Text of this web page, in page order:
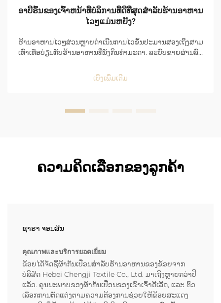
ອາບີຣົ້ນຂອງເຈົ້າຫນ້າທີ່ບໍລິການທີ່ດີທີ່ສຸດສຳລັບຮ້ານອາຫານ
ໄວໆແມ່ນຫຍັງ?
ຮ້ານອາຫານໄວໆສ່ວນຫຼາຍດຳເນີນການໄວຂຶ້ນປະມານສອງເຖິງສາມ
ເທົ່າເທືອບ່ຽນກັບຮ້ານອາຫານທີ່ນັ່ງກິນທຳມະດາ. ລະບົບຂາຍຜ່ານລົດ
ພິວເຕີ, ແລະເລີ່ມຕົ້ນເຖິງສຳເລັດຄຳສັ່ງໃນທຸກໆຊ່ວງເວລາປະມານ
ຫ້າສິບວິນາທີ. ເນື່ອງຈາກສິ່ງນີ້ ...
ເບິ່ງເພີ່ມເຕີມ
ຄວາມຄິດເລືອກຂອງລູກຄ້າ
ຊາຣາ ຈອນສັນ
คุณภาพและบริการยอดเยี่ยม
ຂ້ອຍໄດ້ຈັດຊື້ຜ້າກັນເປື່ອນສຳລັບຮ້ານອາຫານຂອງຂ້ອຍຈາກ
ບໍລິສັດ Hebei Chengji Textile Co., Ltd. ມາເຖິງຫຼາຍກວ່າປີ
ແລ້ວ. ຄຸນນະພາບຂອງຜ້າກັນເປື່ອນຂອງເຂົາເຈົ້າດີເລີດ, ແລະ ຕົວ
ເລືອກການຕັດແຕ່ງຕາມຄວາມຕ້ອງການຊ່ວຍໃຫ້ຂ້ອຍສະແດງ